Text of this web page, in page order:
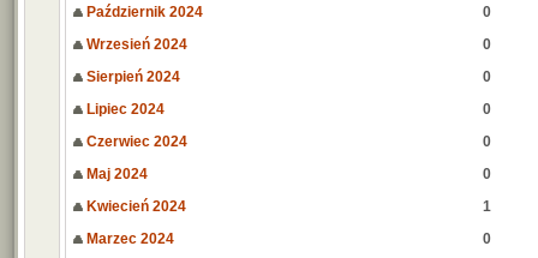
Październik 2024
0
Wrzesień 2024
0
Sierpień 2024
0
Lipiec 2024
0
Czerwiec 2024
0
Maj 2024
0
Kwiecień 2024
1
Marzec 2024
0